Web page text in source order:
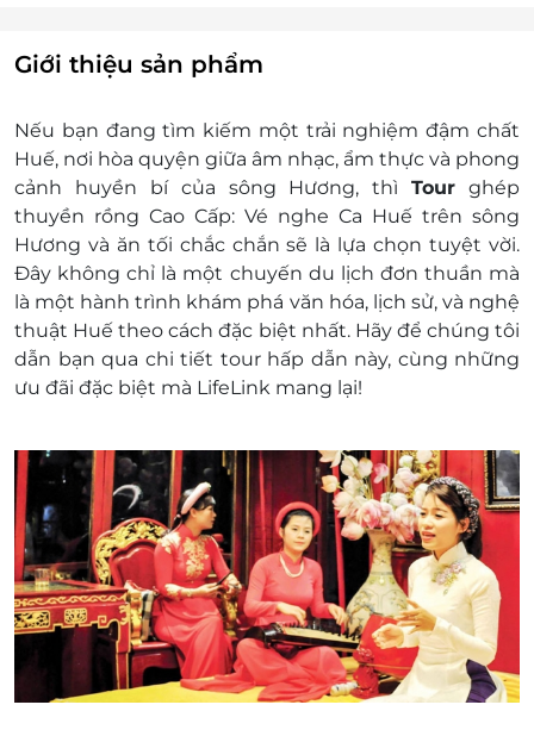
Áp dụng 01 E-Voucher/E-Coupon cho 01
khách
Voucher/E-Coupon
E-Voucher/E-Coupon không có giá trị quy
đổi thành tiền mặt, không trả lại tiền thừa
Không áp dụng đồng thời với chương trình
khuyến mại khác.
Giới thiệu sản phẩm
Nếu bạn đang tìm kiếm một trải nghiệm đậm chất
Huế, nơi hòa quyện giữa âm nhạc, ẩm thực và phong
cảnh huyền bí của sông Hương, thìTour ghép
thuyền rồng Cao Cấp: Vé nghe Ca Huế trên sông
Hương và ăn tối chắc chắn sẽ là lựa chọn tuyệt vời.
Đây không chỉ là một chuyến du lịch đơn thuần mà
là một hành trình khám phá văn hóa, lịch sử, và nghệ
thuật Huế theo cách đặc biệt nhất. Hãy để chúng tôi
dẫn bạn qua chi tiết tour hấp dẫn này, cùng những
ưu đãi đặc biệt mà LifeLink mang lại!